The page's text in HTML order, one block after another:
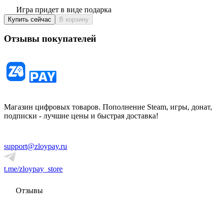
Игра придет в виде подарка
Купить сейчас В корзину
Отзывы покупателей
Магазин цифровых товаров. Пополнение Steam, игры, донат,
подписки - лучшие цены и быстрая доставка!
support@zloypay.ru
t.me/zloypay_store
Отзывы